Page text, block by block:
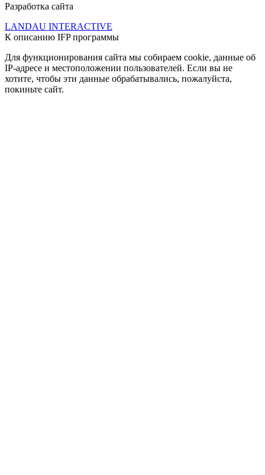
Разработка сайта
LANDAU INTERACTIVE
К описанию IFP программы
Для функционирования сайта мы собираем cookie, данные об
IP-адресе и местоположении пользователей. Если вы не
хотите, чтобы эти данные обрабатывались, пожалуйста,
покиньте сайт.